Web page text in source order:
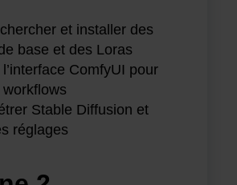
et installer des
base et des Loras
ComfyUI pour
Stable Diffusion et
réglages